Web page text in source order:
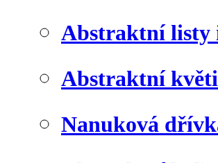
Abstraktní listy
Abstraktní
Nanuková